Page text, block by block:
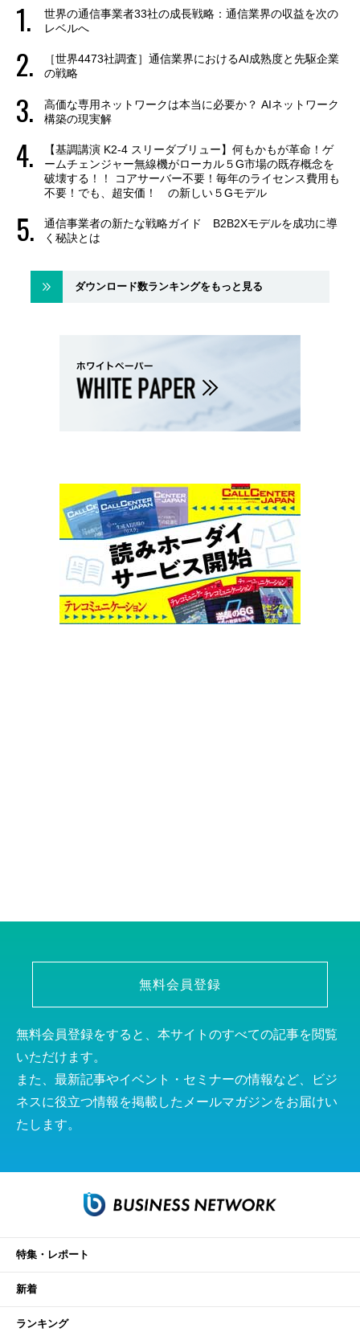
世界の通信事業者33社の成長戦略：通信業界の収益を次の
レベルへ
［世界4473社調査］通信業界におけるAI成熟度と先駆企業
の戦略
高価な専用ネットワークは本当に必要か？ AIネットワーク
構築の現実解
【基調講演 K2-4 スリーダブリュー】何もかもが革命！ゲ
ームチェンジャー無線機がローカル５G市場の既存概念を
破壊する！！ コアサーバー不要！毎年のライセンス費用も
不要！でも、超安価！ の新しい５Gモデル
通信事業者の新たな戦略ガイド B2B2Xモデルを成功に導
く秘訣とは
ダウンロード数ランキングをもっと見る
無料会員登録
無料会員登録をすると、本サイトのすべての記事を閲覧
いただけます。
また、最新記事やイベント・セミナーの情報など、ビジ
ネスに役立つ情報を掲載したメールマガジンをお届けい
たします。
特集・レポート
新着
ランキング